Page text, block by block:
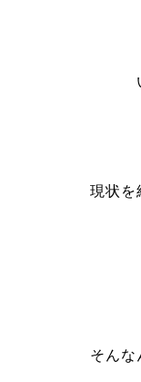
現状を
そんな